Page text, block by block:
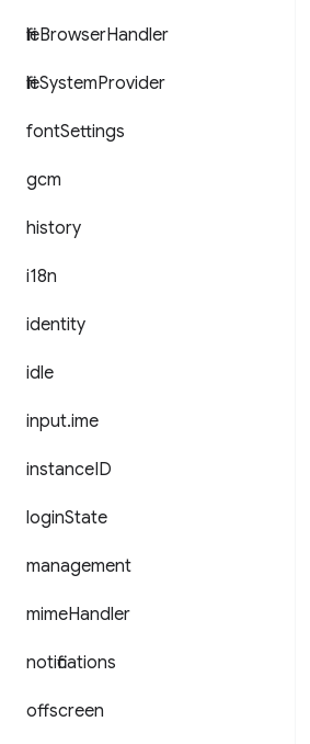
fileBrowserHandler
fileSystemProvider
fontSettings
gcm
history
i18n
identity
idle
input.ime
instanceID
loginState
management
mimeHandler
notifications
offscreen